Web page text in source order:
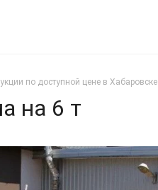
по доступной цене в Хабаровске
на 6 т